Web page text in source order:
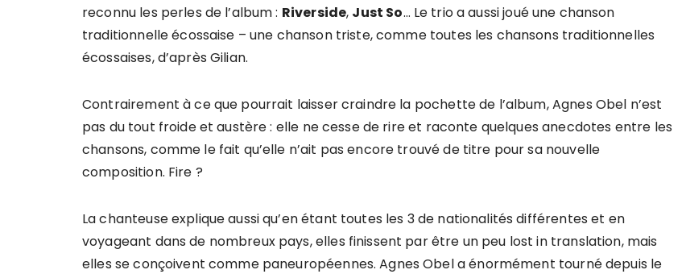
reconnu les perles de l’album : Riverside, Just So… Le trio a aussi joué une chanson
traditionnelle écossaise – une chanson triste, comme toutes les chansons traditionnelles
écossaises, d’après Gilian.
Contrairement à ce que pourrait laisser craindre la pochette de l’album, Agnes Obel n’est
pas du tout froide et austère : elle ne cesse de rire et raconte quelques anecdotes entre les
chansons, comme le fait qu’elle n’ait pas encore trouvé de titre pour sa nouvelle
composition. Fire ?
La chanteuse explique aussi qu’en étant toutes les 3 de nationalités différentes et en
voyageant dans de nombreux pays, elles finissent par être un peu lost in translation, mais
elles se conçoivent comme paneuropéennes. Agnes Obel a énormément tourné depuis le